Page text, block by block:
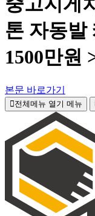
톤 자동발
1500만원
본문 바로가기
전체메뉴 열기 메뉴